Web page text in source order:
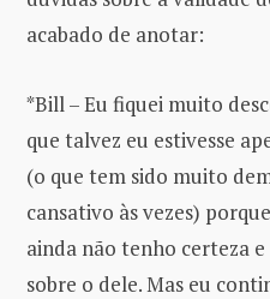
acabado de anotar:
*Bill – Eu fiquei muito
que talvez eu estivesse
(o que tem sido muito
cansativo às vezes)
ainda não tenho certeza
sobre o dele. Mas eu